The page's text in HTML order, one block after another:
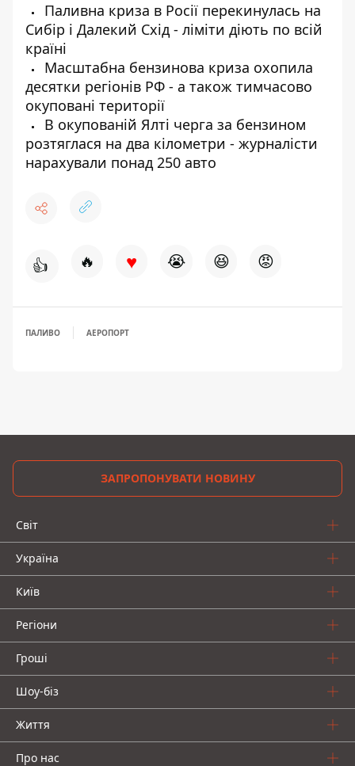
Паливна криза в Росії перекинулась на
Сибір і Далекий Схід - ліміти діють по всій
країні
Масштабна бензинова криза охопила
десятки регіонів РФ - а також тимчасово
окуповані території
В окупованій Ялті черга за бензином
розтяглася на два кілометри - журналісти
нарахували понад 250 авто
👍 🔥 ♥ 😭 😆 😡
ПАЛИВО АЕРОПОРТ
ЗАПРОПОНУВАТИ НОВИНУ
Світ
Україна
Київ
Регіони
Гроші
Шоу-біз
Життя
Про нас